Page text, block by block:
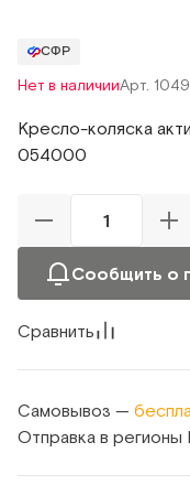
СФР
Нет в наличииАрт. 1049
Кресло-коляска
054000
Сообщить о
Сравнить
Самовывоз —
Отправка в